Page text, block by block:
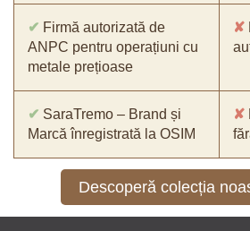
✔ Firmă autorizată de
ANPC pentru operațiuni cu
metale prețioase
✘
✔ SaraTremo – Brand și
Marcă înregistrată la OSIM
✘
Descoperă colecția